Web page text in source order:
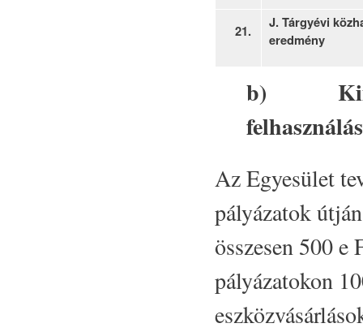
21.
J. Tárgyévi
eredmény
b)
Az Egyesület
pályázatok
összesen 500
pályázatokon